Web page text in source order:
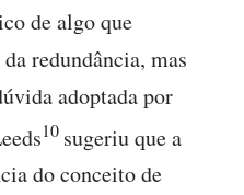
de algo que
redundância, mas
adoptada por
10 sugeriu que a
do conceito de